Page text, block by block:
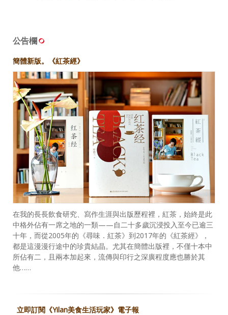
公告欄
簡體新版。《紅茶經》
在我的長長飲食研究、寫作生涯與出版歷程裡，紅茶，始終是此
中格外佔有一席之地的一類——自二十多歲沉浸投入至今已逾三
十年，而從2005年的《尋味．紅茶》到2017年的《紅茶經》，
都是這漫漫行途中的珍貴結晶。尤其在簡體出版裡，不僅十本中
所佔有二，且兩本加起來，流傳與印行之深廣程度應也勝於其
他……
立即訂閱《Yilan美食生活玩家》電子報